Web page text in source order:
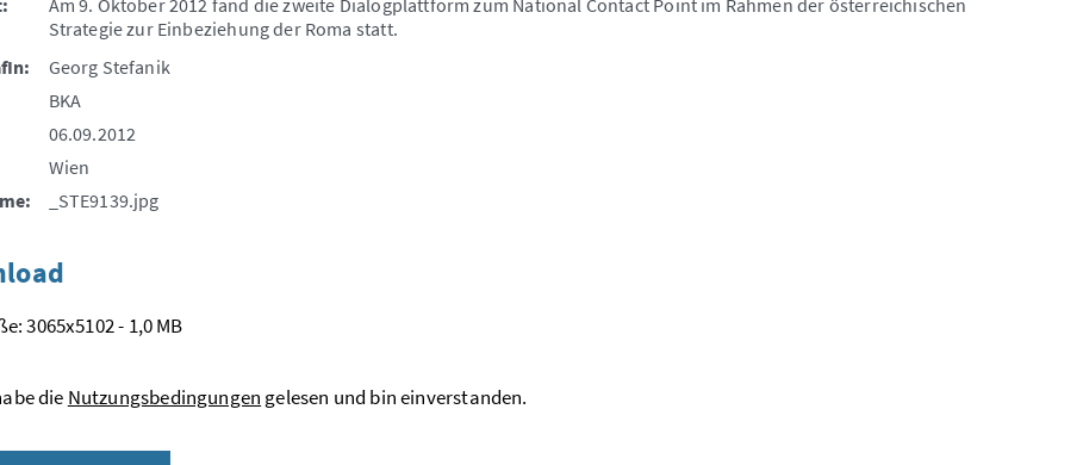
Strategie zur Einbeziehung der Roma statt.
Georg Stefanik
BKA
06.09.2012
Wien
_STE9139.jpg
3065x5102 - 1,0 MB
die Nutzungsbedingungen gelesen und bin einverstanden.